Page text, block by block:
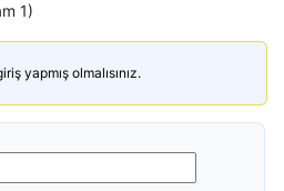
1)
yapmış olmalısınız.